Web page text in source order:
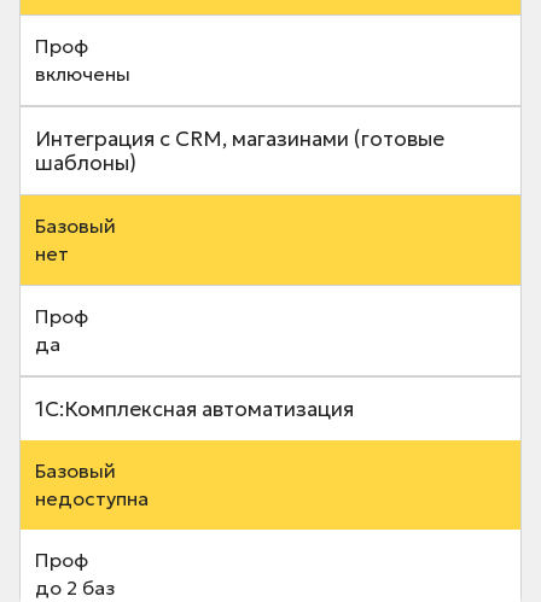
включены
Интеграция с CRM, магазинами (готовые
шаблоны)
нет
да
1С:Комплексная автоматизация
недоступна
до 2 баз